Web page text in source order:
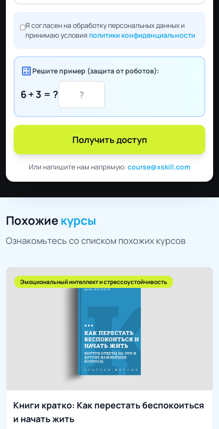
Я согласен на обработку персональных данных и
принимаю условия политики конфиденциальности
calculate Решите пример (защита от роботов):
6 + 3 = ?
Получить доступ
Или напишите нам напрямую: course@xskill.com
Похожиекурсы
Ознакомьтесь со списком похожих курсов
Эмоциональный интеллект и стрессоустойчивость
Книги кратко: Как перестать беспокоиться
и начать жить